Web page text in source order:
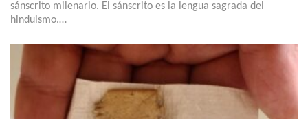
sánscrito milenario. El sánscrito es la lengua sagrada del
hinduismo.…